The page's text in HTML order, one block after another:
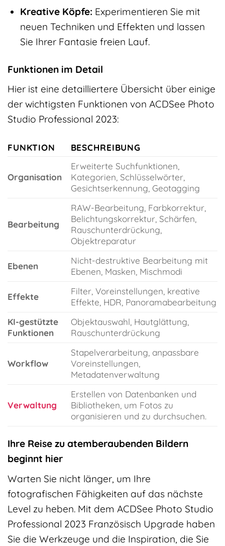
Kreative Köpfe: Experimentieren Sie mit
neuen Techniken und Effekten und lassen
Sie Ihrer Fantasie freien Lauf.
Funktionen im Detail
Hier ist eine detailliertere Übersicht über einige
der wichtigsten Funktionen von ACDSee Photo
Studio Professional 2023:
FUNKTION BESCHREIBUNG
Organisation
Erweiterte Suchfunktionen,
Kategorien, Schlüsselwörter,
Gesichtserkennung, Geotagging
Bearbeitung
RAW-Bearbeitung, Farbkorrektur,
Belichtungskorrektur, Schärfen,
Rauschunterdrückung,
Objektreparatur
Ebenen
Nicht-destruktive Bearbeitung mit
Ebenen, Masken, Mischmodi
Effekte
Filter, Voreinstellungen, kreative
Effekte, HDR, Panoramabearbeitung
KI-gestützte
Funktionen
Objektauswahl, Hautglättung,
Rauschunterdrückung
Workflow
Stapelverarbeitung, anpassbare
Voreinstellungen,
Metadatenverwaltung
Verwaltung
Erstellen von Datenbanken und
Bibliotheken, um Fotos zu
organisieren und zu durchsuchen.
Ihre Reise zu atemberaubenden Bildern
beginnt hier
Warten Sie nicht länger, um Ihre
fotografischen Fähigkeiten auf das nächste
Level zu heben. Mit dem ACDSee Photo Studio
Professional 2023 Französisch Upgrade haben
Sie die Werkzeuge und die Inspiration, die Sie